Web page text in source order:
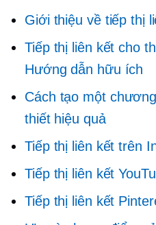
Giới thiệu về tiếp thị
Tiếp thị liên kết cho
Hướng dẫn hữu ích
Cách tạo một
thiết hiệu quả
Tiếp thị liên kết trên
Tiếp thị liên kết
Tiếp thị liên kết